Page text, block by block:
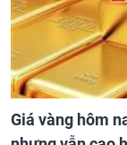
Giá vàng hôm